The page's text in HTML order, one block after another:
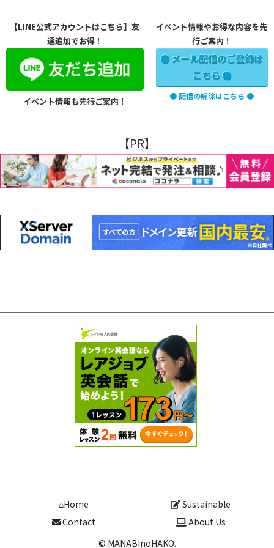
【LINE公式アカウントはこちら】友
達追加でお得！
イベント情報も先行ご案内！
イベント情報やお得な内容を先
行ご案内！
● メール配信のご登録は
こちら ●
● 配信の解除はこちら ●
【PR】
⌂Home
Sustainable
Contact
About Us
© MANABInoHAKO.